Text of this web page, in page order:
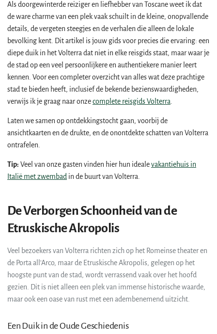
Als doorgewinterde reiziger en liefhebber van Toscane weet ik dat
de ware charme van een plek vaak schuilt in de kleine, onopvallende
details, de vergeten steegjes en de verhalen die alleen de lokale
bevolking kent. Dit artikel is jouw gids voor precies die ervaring: een
diepe duik in het Volterra dat niet in elke reisgids staat, maar waar je
de stad op een veel persoonlijkere en authentiekere manier leert
kennen. Voor een completer overzicht van alles wat deze prachtige
stad te bieden heeft, inclusief de bekende bezienswaardigheden,
verwijs ik je graag naar onzecomplete reisgids Volterra
Laten we samen op ontdekkingstocht gaan, voorbij de
ansichtkaarten en de drukte, en de onontdekte schatten van Volterra
ontrafelen.
Tip: Veel van onze gasten vinden hier hun idealevakantiehuis in
Italië met zwembad in de buurt van Volterra.
De Verborgen Schoonheid van de
Etruskische Akropolis
Veel bezoekers van Volterra richten zich op het Romeinse theater en
de Porta all'Arco, maar de Etruskische Akropolis, gelegen op het
hoogste punt van de stad, wordt verrassend vaak over het hoofd
gezien. Dit is niet alleen een plek van immense historische waarde,
maar ook een oase van rust met een adembenemend uitzicht.
Een Duik in de Oude Geschiedenis